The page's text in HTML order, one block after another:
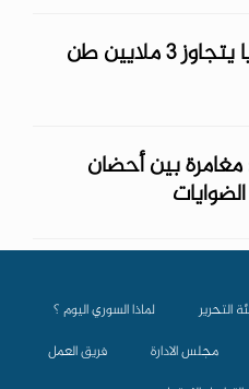
إنتاج القمح في سوريا يتجاوز 3 ملايين طن
بين أحضان
التحرير
لماذا السوري اليوم ؟
مجلس الادارة
فريق العمل